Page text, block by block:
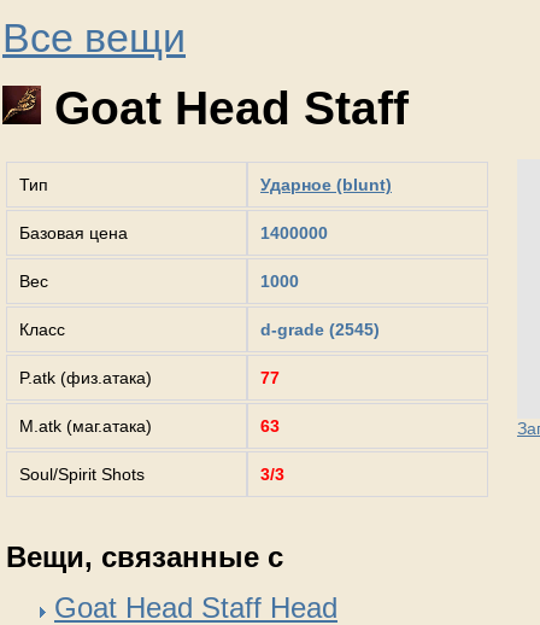
Все вещи
Goat Head Staff
Тип Ударное (blunt)
Базовая цена 1400000
Вес 1000
Класс d-grade (2545)
P.atk (физ.атака) 77
M.atk (маг.атака) 63
Soul/Spirit Shots 3/3
Вещи, связанные с
Goat Head Staff Head